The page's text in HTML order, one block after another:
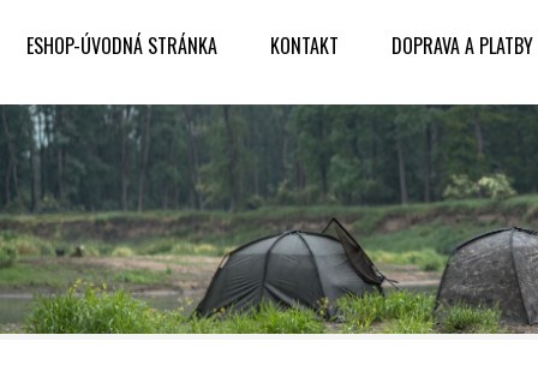
ESHOP-ÚVODNÁ STRÁNKA KONTAKT DOPRAVA A PLATBY